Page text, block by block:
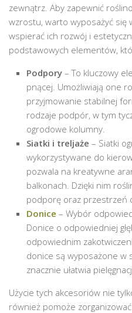
zewnątrz. Aby zapewnić
wzrostu, warto wyposażyć się
wspierać ich rozwój i
podstawowych elementów,
Podpory – To kluczowy
pnącej. Umożliwiają one
przyjmowanie stabilnej
rodzaje podpór, w tym
ogrodowe kolumny.
Siatki i treljaże – Siatki
wykorzystywane do
pozwala na kreatywne
balkonach. Dzięki nim
podporę oraz przestrzeń
Donice – Wybór
Donice o odpowiedniej
odpowiednim
donice są wyposażone w
znacznie ułatwia
Użycie tych akcesoriów nie
również pomoże